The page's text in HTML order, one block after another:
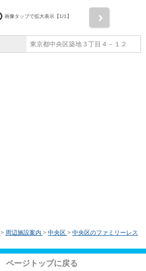
画像タップで拡大表示【1/1】
東京都中央区築地３丁目４－１２
> 周辺施設案内 > 中央区 > 中央区のファミリーレス
ページトップに戻る